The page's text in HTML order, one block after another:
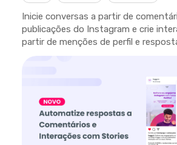
Inicie conversas a partir de
publicações do Instagram e crie
partir de menções de perfil e